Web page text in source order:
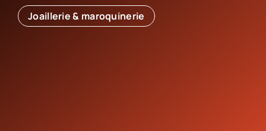
Joaillerie & maroquinerie